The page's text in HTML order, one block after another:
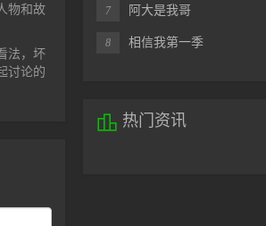
物和故
法，坏
讨论的
7 阿大是我哥
8 相信我第一季
 热门资讯